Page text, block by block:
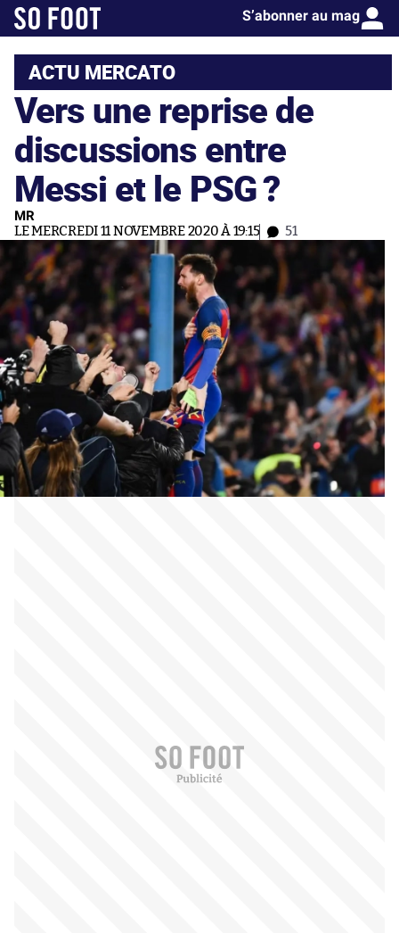
S’abonner au mag
ACTU MERCATO
Vers une reprise de
discussions entre
Messi et le PSG ?
MR
LE MERCREDI 11 NOVEMBRE 2020 À 19:15 51